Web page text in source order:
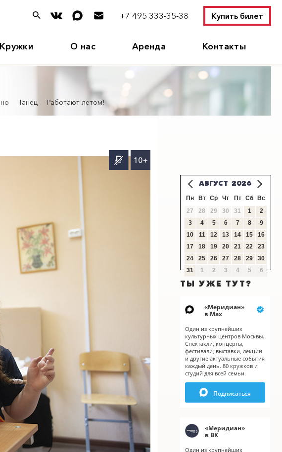
+7 495 333-35-38 Купить билет
Кружки О нас Аренда Контакты
Танец Работают летом!
10+
АВГУСТ 2026
Пн Вт Ср Чт Пт Сб
Вс
27
28 29 30 31 1
2
3
4 5 6 7 8
9
10
11 12 13 14 15
16
17
18 19 20 21 22
23
24
25 26 27 28 29
30
31
1 2 3 4 5 6
ТЫ УЖЕ ТУТ?
«Меридиан»
в Мах
Один из крупнейших
культурных центров Москвы.
Спектакли, концерты,
фестивали, выставки, лекции
и другие актуальные события
каждый день. 80 кружков и
студий для всей семьи.
Подписаться
«Меридиан»
в ВК
Один из крупнейших